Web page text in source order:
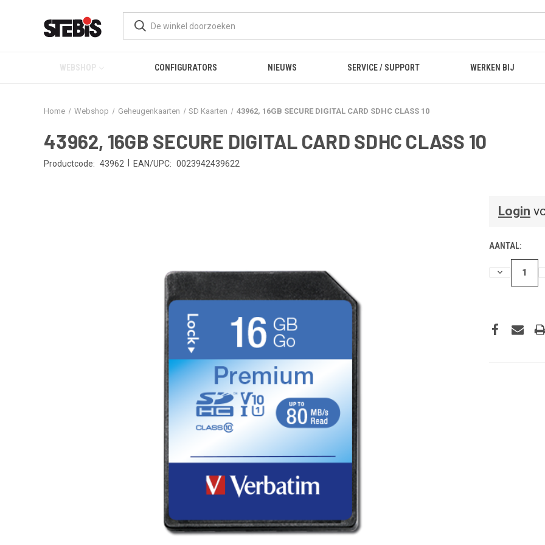
WEBSHOP CONFIGURATORS NIEUWS SERVICE / SUPPORT WERKEN BIJ
Home Webshop Geheugenkaarten SD Kaarten 43962, 16GB SECURE DIGITAL CARD SDHC CLASS 10
43962, 16GB SECURE DIGITAL CARD SDHC CLASS 10
Productcode: 43962 EAN/UPC: 0023942439622
Login
AANTAL: